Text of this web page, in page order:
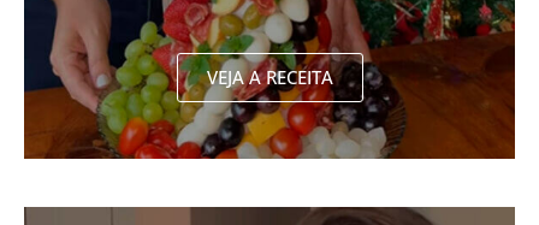
VEJA A RECEITA